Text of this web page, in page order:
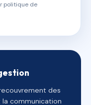
politique de
des
la communication